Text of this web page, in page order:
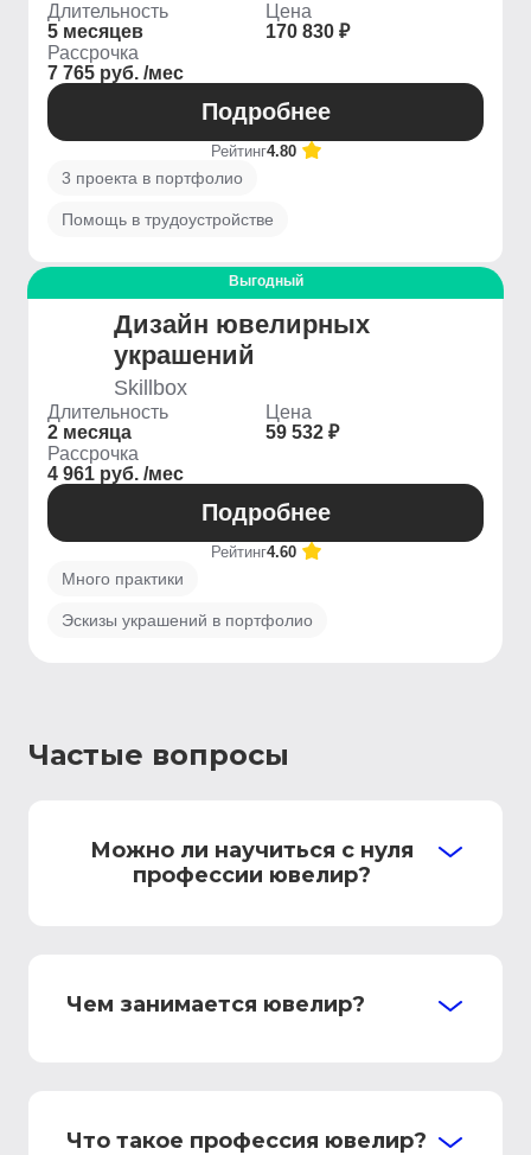
Длительность
5 месяцев
Цена
170 830 ₽
Рассрочка
7 765 руб. /мес
Подробнее
Рейтинг4.80
3 проекта в портфолио
Помощь в трудоустройстве
Выгодный
Дизайн ювелирных
украшений
Skillbox
Длительность
2 месяца
Цена
59 532 ₽
Рассрочка
4 961 руб. /мес
Подробнее
Рейтинг4.60
Много практики
Эскизы украшений в портфолио
Частые вопросы
Можно ли научиться с нуля
профессии ювелир?
Чем занимается ювелир?
Что такое профессия ювелир?